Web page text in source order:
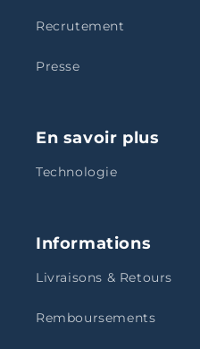
Recrutement
Presse
En savoir plus
Technologie
Informations
Livraisons & Retours
Remboursements